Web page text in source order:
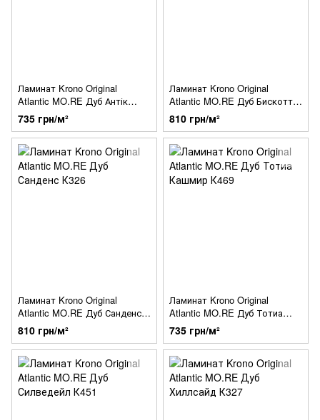
Ламинат Krono Original
Atlantic MO.RE Дуб Антік
Кашмір К471
735 грн/м²
Ламинат Krono Original
Atlantic MO.RE Дуб Бискотти
К453
810 грн/м²
Ламинат Krono Original
Atlantic MO.RE Дуб Санденс
К326
810 грн/м²
Ламинат Krono Original
Atlantic MO.RE Дуб Тотиа
Кашмир К469
735 грн/м²